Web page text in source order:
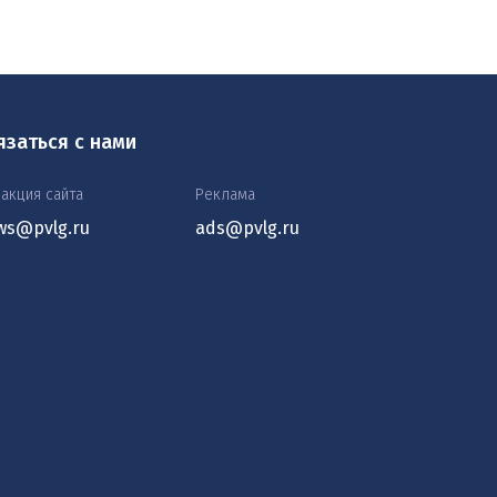
с нами
сайта Реклама
ads@pvlg.ru